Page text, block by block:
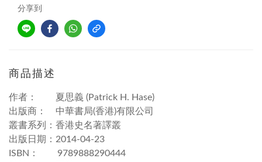
分享到
商品描述
作者： 夏思義 (Patrick H. Hase)
出版商： 中華書局(香港)有限公司
叢書系列：香港史名著譯叢
出版日期：2014-04-23
ISBN： 9789888290444